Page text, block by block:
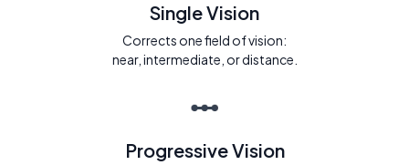
Single Vision
Corrects one field of vision:
near, intermediate, or distance.
Progressive Vision